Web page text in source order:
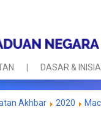
DASAR &
Akhbar 2020 Mac